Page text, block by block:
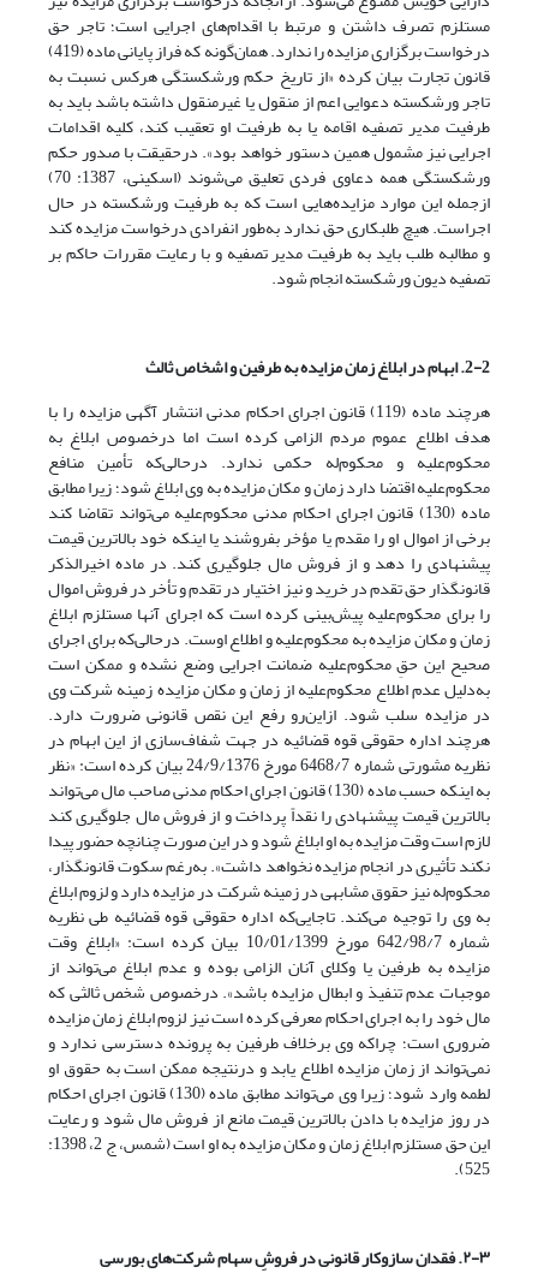
مستلزم تصرف داشتن و مرتبط با اقدام‌های اجرایی است؛ تاجر حق
درخواست برگزاری مزایده را ندارد. همان‌گونه که فراز پایانی ماده (419)
قانون تجارت بیان کرده «از تاریخ حکم ورشکستگی هر‌کس نسبت به
تاجر ورشکسته دعوایی اعم از منقول یا غیرمنقول داشته ‌باشد باید به
طرفیت مدیر تصفیه اقامه یا به طرفیت او تعقیب کند، کلیه اقدامات
اجرایی نیز مشمول همین دستور خواهد بود». در‌حقیقت با صدور حکم
ورشکستگی همه دعاوی فردی تعلیق می‌شوند (اسکینی، 1387: 70)
از‌جمله این موارد مزایده‌هایی است که به طرفیت ورشکسته در حال
اجراست. هیچ طلبکاری حق ندارد به‌طور انفرادی درخواست مزایده کند
و مطالبه طلب باید به طرفیت مدیر تصفیه و با رعایت مقررات حاکم بر
تصفیه دیون ورشکسته انجام شود.
2-2. ابهام در ابلاغ زمان مزایده به طرفین و اشخاص ثالث
هرچند ماده (119) قانون اجرای احکام مدنی انتشار آگهی مزایده را با
هدف اطلاع عموم مردم الزامی کرده‌ است اما درخصوص ابلاغ به
محکوم‌علیه و محکوم‌له حکمی ندارد. در‌حالی‌که تأمین منافع
محکوم‌علیه اقتضا دارد زمان و مکان مزایده به وی ابلاغ شود؛ زیرا مطابق
ماده (130) قانون اجرای احکام مدنی محکوم‌علیه می‌تواند تقاضا کند
برخی از اموال او را مقدم یا مؤخر بفروشند یا اینکه خود بالاترین قیمت
پیشنهادی را دهد و از فروش مال جلوگیری کند. در ماده اخیر‌الذکر
قانونگذار حق تقدم در خرید و نیز اختیار در تقدم و تأخر در فروش اموال
را برای محکوم‌علیه پیش‌بینی کرده است که اجرای آنها مستلزم ابلاغ
زمان و مکان مزایده به محکوم‌علیه و اطلاع اوست. درحالی‌که برای اجرای
صحیح این حقِ محکوم‌علیه ضمانت اجرایی وضع نشده و ممکن است
به‌دلیل عدم اطلاع محکوم‌علیه از زمان و مکان مزایده زمینه شرکت وی
در مزایده سلب شود. از‌‌این‌رو رفع این نقص قانونی ضرورت دارد.
هرچند اداره حقوقی قوه قضائیه در جهت شفاف‌سازی از این ابهام در
نظریه مشورتی شماره 6468/7 مورخ 24/9/1376 بیان کرده است: «نظر
به اینکه حسب ماده (130) قانون اجرای احکام مدنی صاحب مال می‌تواند
بالاترین قیمت پیشنهادی را نقداً پرداخت و از فروش مال جلوگیری کند
لازم است وقت مزایده به او ابلاغ شود و در این صورت چنانچه حضور پیدا
نکند تأثیری در انجام مزایده نخواهد داشت». به‌رغم سکوت قانونگذار،
محکوم‌له نیز حقوق مشابهی در زمینه شرکت در مزایده دارد و لزوم ابلاغ
به وی را توجیه می‌کند. تا‌جایی‌که اداره حقوقی قوه قضائیه طی نظریه
شماره 642/98/7 مورخ 10/01/1399 بیان کرده است: «ابلاغ وقت
مزایده به طرفین یا وکلای آنان الزامی بوده و عدم ابلاغ می‌تواند از
موجبات عدم تنفیذ و ابطال مزایده باشد». درخصوص شخص ثالثی که
مال خود را به اجرای احکام معرفی کرده است نیز لزوم ابلاغ زمان مزایده
ضروری است؛ چراکه وی برخلاف طرفین به پرونده دسترسی ندارد و
نمی‌تواند از زمان مزایده اطلاع یابد و درنتیجه ممکن است به حقوق او
لطمه وارد شود؛ زیرا وی می‌تواند مطابق ماده (130) قانون اجرای احکام
در روز مزایده با دادن بالاترین قیمت مانع از فروش مال شود و رعایت
این حق مستلزم ابلاغ زمان و مکان مزایده به او است (شمس، ج 2، 1398:
525).
۲-۳. فقدان سازوکار قانونی در فروشِ سهام شرکت
های بورسی